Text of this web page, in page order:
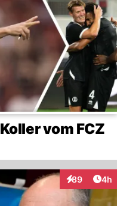
vom FCZ
89
Interaktionen
4h